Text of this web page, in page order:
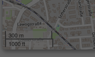
300 m
1000 ft